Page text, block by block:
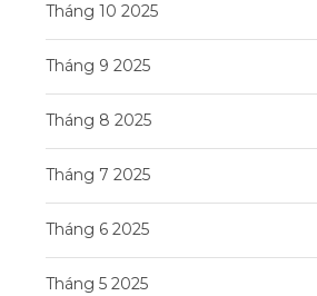
Tháng 10 2025
Tháng 9 2025
Tháng 8 2025
Tháng 7 2025
Tháng 6 2025
Tháng 5 2025